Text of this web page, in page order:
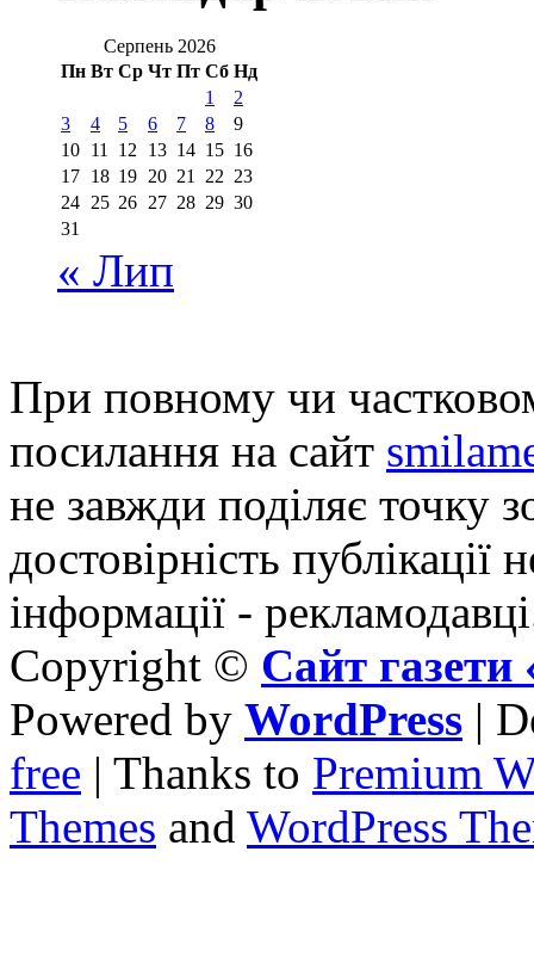
Серпень 2026
Пн Вт Ср Чт Пт Сб Нд
1
2
3
4 5 6 7 8
9
10 11 12 13 14 15 16
17 18 19 20 21 22 23
24 25 26 27 28 29 30
31
« Лип
При повному чи
посилання на сайт
не завжди поділяє точку
достовірність публікації
інформації -
Copyright © Сайт
Powered by WordPress |
free | Thanks to Premium
Themes and WordPress